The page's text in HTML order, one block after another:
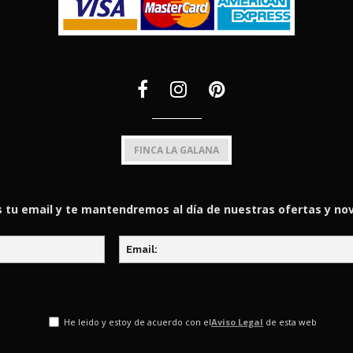
FINCA LA GALANA
tu email y te mantendremos al día de nuestras ofertas y
He leido y estoy de acuerdo con elAviso Legal de esta web